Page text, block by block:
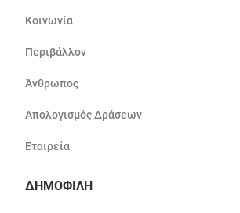
Κοινωνία
Περιβάλλον
Άνθρωπος
Απολογισμός Δράσεων
Εταιρεία
ΔΗΜΟΦΙΛΗ